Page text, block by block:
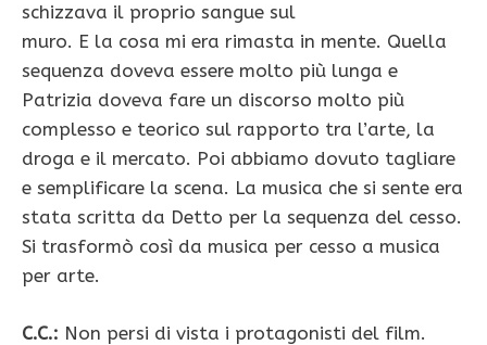
schizzava il proprio sangue sul
muro. E la cosa mi era rimasta in mente. Quella
sequenza doveva essere molto più lunga e
Patrizia doveva fare un discorso molto più
complesso e teorico sul rapporto tra l’arte, la
droga e il mercato. Poi abbiamo dovuto tagliare
e semplificare la scena. La musica che si sente era
stata scritta da Detto per la sequenza del cesso.
Si trasformò così da musica per cesso a musica
per arte.
C.C.: Non persi di vista i protagonisti del film.